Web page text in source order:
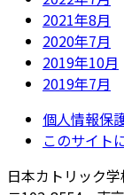
2021年8月
2020年7月
2019年10月
2019年7月
個人情報保
このサイト
日本カトリック